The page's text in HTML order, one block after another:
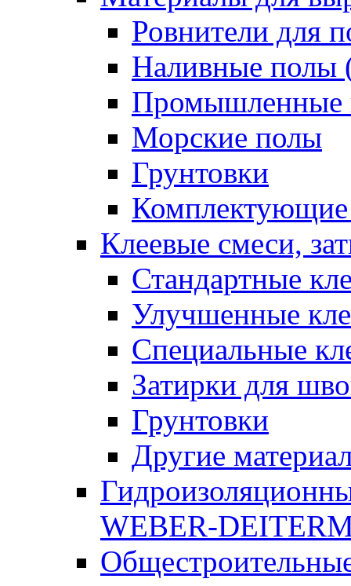
Ровнители для
Наливные полы
Промышленные
Морские полы
Грунтовки
Клеевые смеси,
Стандартные
Улучшенные
Специальные
Затирки для
Грунтовки
Другие
WEBER-